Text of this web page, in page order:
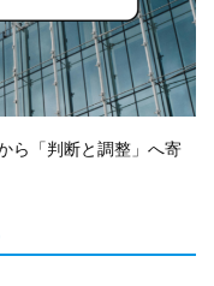
ら「判断と調整」へ寄